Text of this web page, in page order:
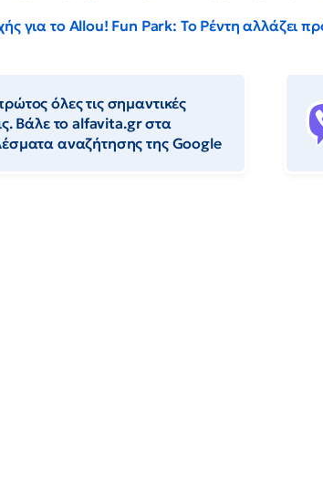
για το Allou! Fun Park: Το Ρέντη αλλάζει
όλες τις σημαντικές
Βάλε το alfavita.gr στα
αναζήτησης της Google